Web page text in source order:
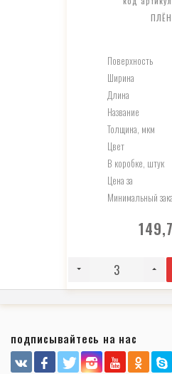
Поверхность
Ширина
Длина
Название
Толщина, мкм
Цвет
В коробке, штук
Цена за
Минимальный
подписывайтесь на нас